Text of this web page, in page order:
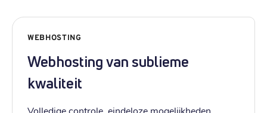
WEBHOSTING
Webhosting van sublieme
kwaliteit
Volledige controle, eindeloze mogelijkheden.